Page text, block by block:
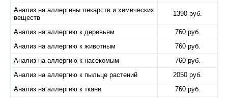
Анализ на аллергены лекарств и химических
веществ
1390 руб.
Анализ на аллергию к деревьям
760 руб.
Анализ на аллергию к животным
760 руб.
Анализ на аллергию к насекомым
760 руб.
Анализ на аллергию к пыльце растений
2050 руб.
Анализ на аллергию к ткани
760 руб.